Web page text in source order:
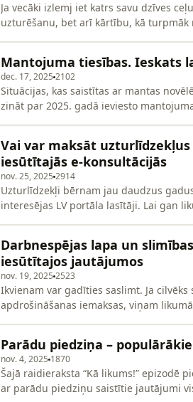
Ja vecāki izlemj iet katrs savu dzīves
uzturēšanu, bet arī kārtību, kā turpmāk
raidieraksta “Kā likums!”
Mantojuma tiesības. Ieskats
dec. 17, 2025 2102
Situācijas, kas saistītas ar mantas
zināt par 2025. gadā ieviesto
Vai var maksāt
iesūtītajās e-konsultācijās
nov. 25, 2025 2914
Uzturlīdzekļi bērnam jau daudzus
interesējas LV portāla lasītāji. Lai gan
redakcijai par uzturlīdzek
Darbnespējas lapa un
iesūtītajos jautājumos
nov. 19, 2025 2523
Ikvienam var gadīties saslimt. Ja
apdrošināšanas iemaksas, viņam
sai
Parādu piedziņa –
nov. 4, 2025 1870
Šajā raidieraksta “Kā likums!” epizodē
ar parādu piedziņu saistītie jautājumi